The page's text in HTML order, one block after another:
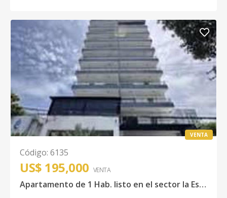
VENTA
Código: 6135
US$ 195,000 VENTA
Apartamento de 1 Hab. listo en el sector la Esperilla